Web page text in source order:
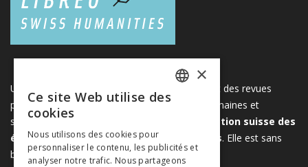
Une plateforme unique regroupant des livres et des revues
publiés par les éditeurs suisses de sciences humaines et
sociales. Libreo.ch est la propriété de l'
Association suisse des
éditeurs de sciences sociales et humaines. Elle est sans
but lucratif.www.editeurssuisses.ch ITALIAN
×
Ce site Web utilise des
cookies
Nous utilisons des cookies pour
personnaliser le contenu, les publicités et
analyser notre trafic. Nous partageons